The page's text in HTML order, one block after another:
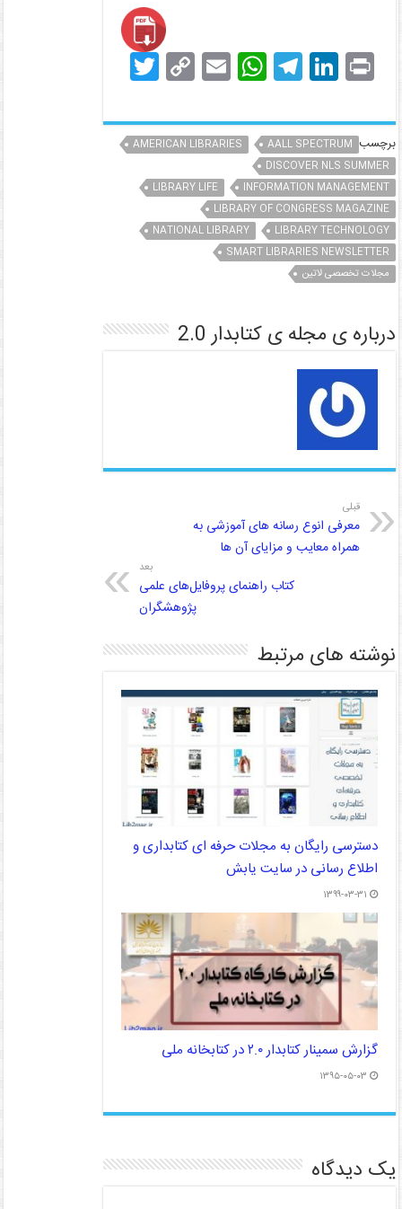
Pr
in
t
Li
n
k
e
dI
n
T
el
e
gr
a
m
W
h
at
s
A
p
p
E
m
ai
l
C
o
p
y
Li
n
k
T
w
itt
er برچسب AALL SPECTRUM
AMERICAN LIBRARIES
DISCOVER NLS SUMMER
INFORMATION MANAGEMENT
LIBRARY LIFE
LIBRARY OF CONGRESS MAGAZINE
LIBRARY TECHNOLOGY
NATIONAL LIBRARY
SMART LIBRARIES NEWSLETTER
مجلات تخصصی لاتین
درباره ی مجله ی کتابدار 2.0
قبلی
معرفی انوع رسانه های آموزشی به
همراه معایب و مزایای آن ها
بعد
کتاب راهنمای پروفایل‌های علمی
پژوهشگران
نوشته های مرتبط
دسترسی رایگان به مجلات حرفه ای کتابداری و
اطلاع رسانی در سایت یابش
۱۳۹۹-۰۳-۳۱
گزارش سمینار کتابدار ۲.۰ در کتابخانه ملی
۱۳۹۵-۰۵-۰۳
یک دیدگاه